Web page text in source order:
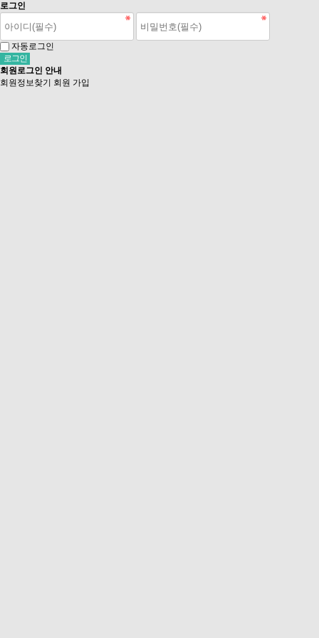
로그인
자동로그인
회원로그인 안내
회원정보찾기
회원 가입